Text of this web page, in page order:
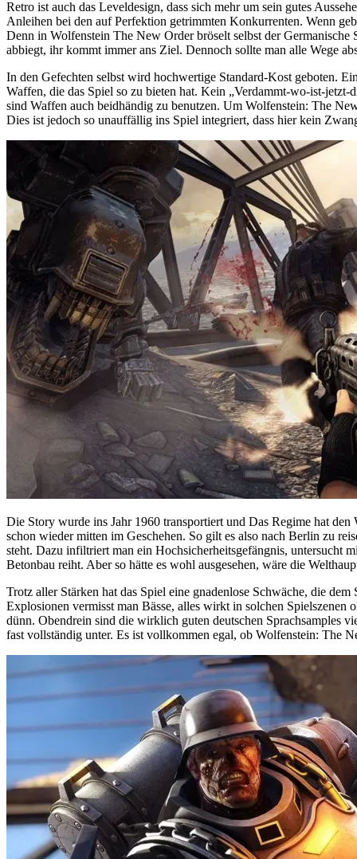
Retro ist auch das Leveldesign, dass sich mehr um sein gutes
Anleihen bei den auf Perfektion getrimmten Konkurrenten. Wenn
Denn in Wolfenstein The New Order bröselt selbst der
abbiegt, ihr kommt immer ans Ziel. Dennoch sollte man alle Wege
In den Gefechten selbst wird hochwertige Standard-Kost geboten.
Waffen, die das Spiel so zu bieten hat. Kein „Verdammt-wo-ist-
sind Waffen auch beidhändig zu benutzen. Um Wolfenstein: The
Dies ist jedoch so unauffällig ins Spiel integriert, dass hier kein
Die Story wurde ins Jahr 1960 transportiert und Das Regime hat
schon wieder mitten im Geschehen. So gilt es also nach Berlin zu
steht. Dazu infiltriert man ein Hochsicherheitsgefängnis,
Betonbau reiht. Aber so hätte es wohl ausgesehen, wäre die
Trotz aller Stärken hat das Spiel eine gnadenlose Schwäche, die
Explosionen vermisst man Bässe, alles wirkt in solchen
dünn. Obendrein sind die wirklich guten deutschen Sprachsamples
fast vollständig unter. Es ist vollkommen egal, ob Wolfenstein: The